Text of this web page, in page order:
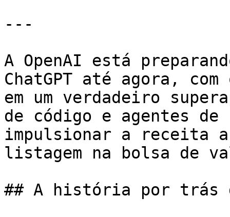
---
A OpenAI está
ChatGPT até agora,
em um verdadeiro
de código e agentes
impulsionar a receita
listagem na bolsa de
## A história por trás